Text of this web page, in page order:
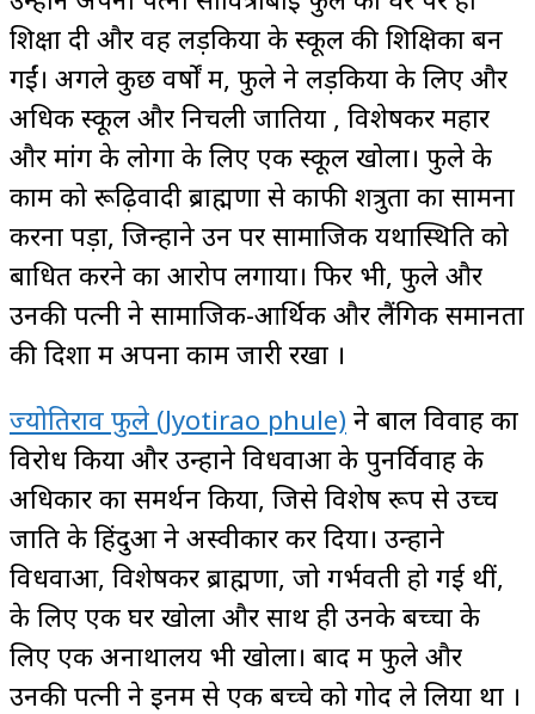
शिक्षा दी और वह लड़कियों के स्कूल की शिक्षिका बन
गईं। अगले कुछ वर्षों में, फुले ने लड़कियों के लिए और
अधिक स्कूल और निचली जातियों , विशेषकर महार
और मांग के लोगों के लिए एक स्कूल खोला। फुले के
काम को रूढ़िवादी ब्राह्मणों से काफी शत्रुता का सामना
करना पड़ा, जिन्होंने उन पर सामाजिक यथास्थिति को
बाधित करने का आरोप लगाया। फिर भी, फुले और
उनकी पत्नी ने सामाजिक-आर्थिक और लैंगिक समानता
की दिशा में अपना काम जारी रखा ।
ज्योतिराव फुले (Jyotirao phule) ने बाल विवाह का
विरोध किया और उन्होंने विधवाओं के पुनर्विवाह के
अधिकार का समर्थन किया, जिसे विशेष रूप से उच्च
जाति के हिंदुओं ने अस्वीकार कर दिया। उन्होंने
विधवाओं, विशेषकर ब्राह्मणों, जो गर्भवती हो गई थीं,
के लिए एक घर खोला और साथ ही उनके बच्चों के
लिए एक अनाथालय भी खोला। बाद में फुले और
उनकी पत्नी ने इनमें से एक बच्चे को गोद ले लिया था ।